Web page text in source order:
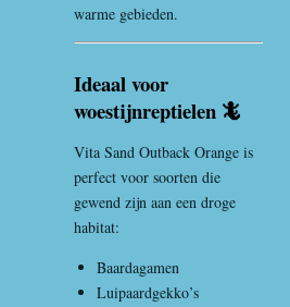
warme gebieden.
Ideaal voor
woestijnreptielen 🦎
Vita Sand Outback Orange is
perfect voor soorten die
gewend zijn aan een droge
habitat:
Baardagamen
Luipaardgekko’s